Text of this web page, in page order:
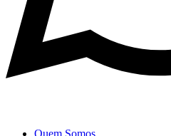
Quem Somos